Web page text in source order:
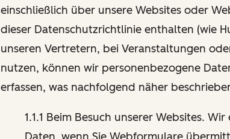
einschließlich über unsere Websites oder
dieser Datenschutzrichtlinie enthalten (wie
unseren Vertretern, bei Veranstaltungen
nutzen, können wir personenbezogene
erfassen, was nachfolgend näher
1.1.1 Beim Besuch unserer Websites.